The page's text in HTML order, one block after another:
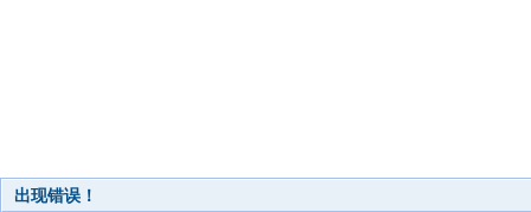
出现错误！